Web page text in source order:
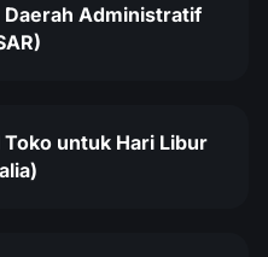
Daerah Administratif
untuk Hari Libur